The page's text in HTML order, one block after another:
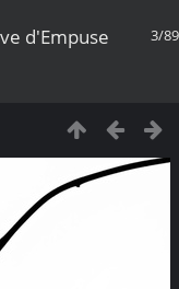
3/89
d'Empuse